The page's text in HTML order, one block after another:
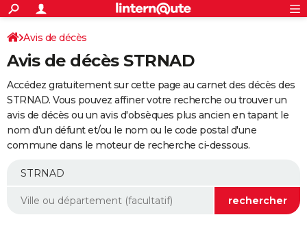
ACTUALITÉS
Politique
Société
Faits Divers
Education
Monde
Villes
+
SPORT
Coupe du monde 2026
Football
Tennis
Cyclisme
Rugby
Forum
Programme TV
TNT
Streaming
Cinéma
Sorties cinéma
Musique
+
FINANCE
Retraite
Epargne
Immobilier
Risques naturels par ville
Banque
Assurance
AUTO
Essais
Réserver un essai
Citadines
Berlines
SUV
Forum auto
+
Mobiles
Meilleur smartphone
Internet
Ordinateurs
Jeux vidéo
Guide high-tech
Aménagement intérieur
Avis de décès
Avis de décès STRNAD
Accédez gratuitement sur cette page au carnet des décès des
STRNAD. Vous pouvez affiner votre recherche ou trouver un
avis de décès ou un avis d'obsèques plus ancien en tapant le
nom d'un défunt et/ou le nom ou le code postal d'une
commune dans le moteur de recherche ci-dessous.